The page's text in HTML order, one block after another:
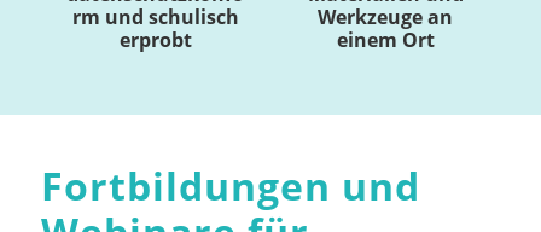
rm und schulisch
erprobt
Werkzeuge an
einem Ort
Fortbildungen und